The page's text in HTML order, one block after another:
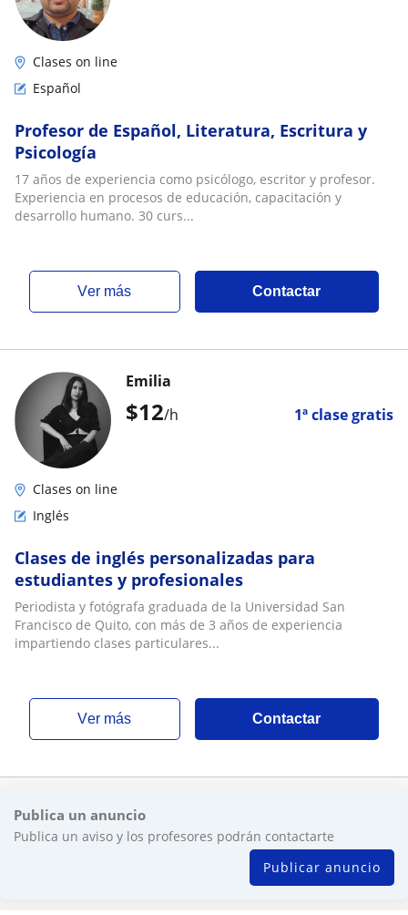
Clases on line
Español
Profesor de Español, Literatura, Escritura y
Psicología
17 años de experiencia como psicólogo, escritor y profesor.
Experiencia en procesos de educación, capacitación y
desarrollo humano. 30 curs...
ver más Contactar
$12/h 1ª clase gratis
Emilia
Clases on line
Inglés
Clases de inglés personalizadas para
estudiantes y profesionales
Periodista y fotógrafa graduada de la Universidad San
Francisco de Quito, con más de 3 años de experiencia
impartiendo clases particulares...
ver más Contactar
Publica un anuncio
Publica un aviso y los profesores podrán contactarte
Publicar anuncio